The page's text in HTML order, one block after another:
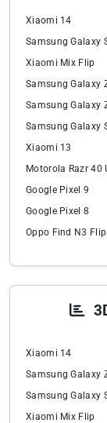
Xiaomi 14
Samsung Galaxy
Xiaomi Mix Flip
Samsung Galaxy
Samsung Galaxy
Samsung Galaxy
Xiaomi 13
Motorola Razr 40
Google Pixel 9
Google Pixel 8
Oppo Find N3 Flip
Xiaomi 14
Samsung Galaxy
Samsung Galaxy
Xiaomi Mix Flip